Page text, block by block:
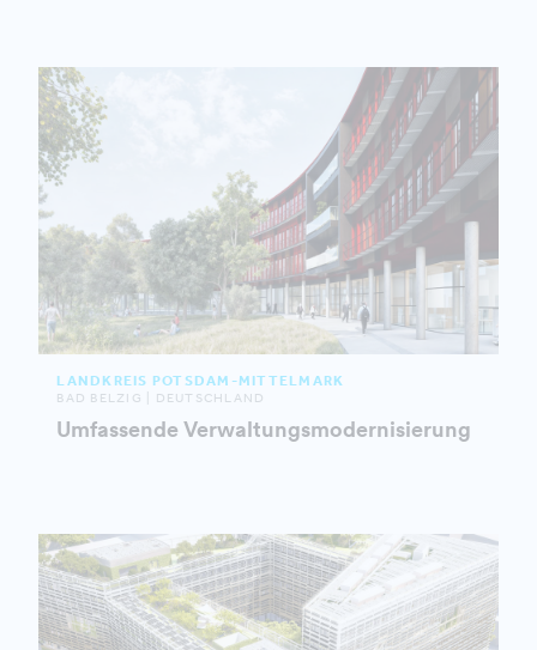
LANDKREIS POTSDAM-MITTELMARK
BAD BELZIG | DEUTSCHLAND
Umfassende Verwaltungsmodernisierung